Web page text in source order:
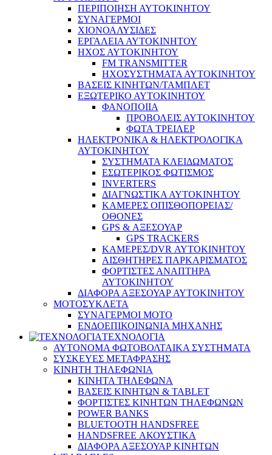
ΠΕΡΙΠΟΙΗΣΗ ΑΥΤΟΚΙΝΗΤΟΥ
ΣΥΝΑΓΕΡΜΟΙ
ΧΙΟΝΟΑΛΥΣΙΔΕΣ
ΕΡΓΑΛΕΙΑ ΑΥΤΟΚΙΝΗΤΟΥ
ΗΧΟΣ ΑΥΤΟΚΙΝΗΤΟΥ
FM TRANSMITTER
ΗΧΟΣΥΣΤΗΜΑΤΑ ΑΥΤΟΚΙΝΗΤΟΥ
ΒΑΣΕΙΣ ΚΙΝΗΤΩΝ/ΤΑΜΠΛΕΤ
ΕΞΩΤΕΡΙΚΟ ΑΥΤΟΚΙΝΗΤΟΥ
ΦΑΝΟΠΟΙΙΑ
ΠΡΟΒΟΛΕΙΣ ΑΥΤΟΚΙΝΗΤΟΥ
ΦΩΤΑ ΤΡΕΙΛΕΡ
ΗΛΕΚΤΡΟΝΙΚΑ & ΗΛΕΚΤΡΟΛΟΓΙΚΑ
ΑΥΤΟΚΙΝΗΤΟΥ
ΣΥΣΤΗΜΑΤΑ ΚΛΕΙΔΩΜΑΤΟΣ
ΕΣΩΤΕΡΙΚΟΣ ΦΩΤΙΣΜΟΣ
INVERTERS
ΔΙΑΓΝΩΣΤΙΚΑ ΑΥΤΟΚΙΝΗΤΟΥ
ΚΑΜΕΡΕΣ ΟΠΙΣΘΟΠΟΡΕΙΑΣ/
ΟΘΟΝΕΣ
GPS & ΑΞΕΣΟΥΑΡ
GPS TRACKERS
ΚΑΜΕΡΕΣ/DVR ΑΥΤΟΚΙΝΗΤΟΥ
ΑΙΣΘΗΤΗΡΕΣ ΠΑΡΚΑΡΙΣΜΑΤΟΣ
ΦΟΡΤΙΣΤΕΣ ΑΝΑΠΤΗΡΑ
ΑΥΤΟΚΙΝΗΤΟΥ
ΔΙΑΦΟΡΑ ΑΞΕΣΟΥΑΡ ΑΥΤΟΚΙΝΗΤΟΥ
ΜΟΤΟΣΥΚΛΕΤΑ
ΣΥΝΑΓΕΡΜΟΙ ΜΟΤΟ
ΕΝΔΟΕΠΙΚΟΙΝΩΝΙΑ ΜΗΧΑΝΗΣ
ΤΕΧΝΟΛΟΓΙΑ
ΑΥΤΟΝΟΜΑ ΦΩΤΟΒΟΛΤΑΙΚΑ ΣΥΣΤΗΜΑΤΑ
ΣΥΣΚΕΥΕΣ ΜΕΤΑΦΡΑΣΗΣ
ΚΙΝΗΤΗ ΤΗΛΕΦΩΝΙΑ
ΚΙΝΗΤΑ ΤΗΛΕΦΩΝΑ
ΒΑΣΕΙΣ ΚΙΝΗΤΩΝ & TABLET
ΦΟΡΤΙΣΤΕΣ ΚΙΝΗΤΩΝ ΤΗΛΕΦΩΝΩΝ
POWER BANKS
BLUETOOTH HANDSFREE
HANDSFREE ΑΚΟΥΣΤΙΚΑ
ΔΙΑΦΟΡΑ ΑΞΕΣΟΥΑΡ ΚΙΝΗΤΩΝ